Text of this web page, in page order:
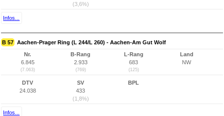
(3,6%)
Infos...
B 57 Aachen-Prager Ring (L 244/L 260) - Aachen-Am Gut Wolf
Nr.
6.845
(7.063)
B-Rang
2.933
(769)
L-Rang
683
(125)
Land
NW
DTV
24.038
SV
433
(1,8%)
BPL
Infos...